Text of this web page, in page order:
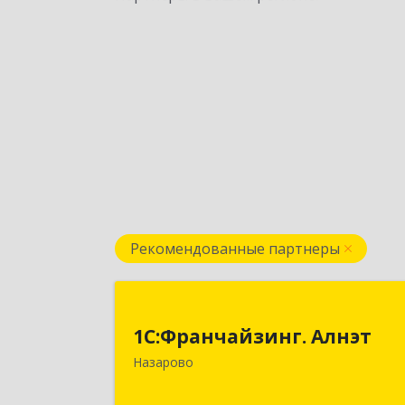
Рекомендованные партнеры
1С:Франчайзинг. Алнэт
Назарово
662200, Красноярский край, Назарово